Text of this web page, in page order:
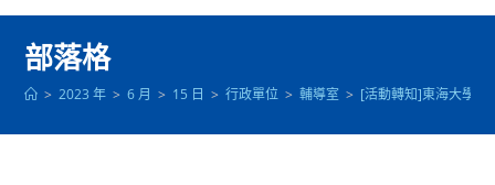
部落格
> 2023 年 > 6 月 > 15 日 > 行政單位 > 輔導室 > [活動轉知]東海大學工